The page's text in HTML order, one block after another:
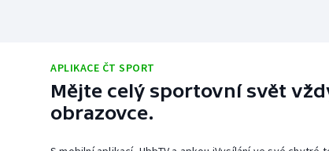
APLIKACE ČT SPORT
Mějte celý sportovní svět
obrazovce.